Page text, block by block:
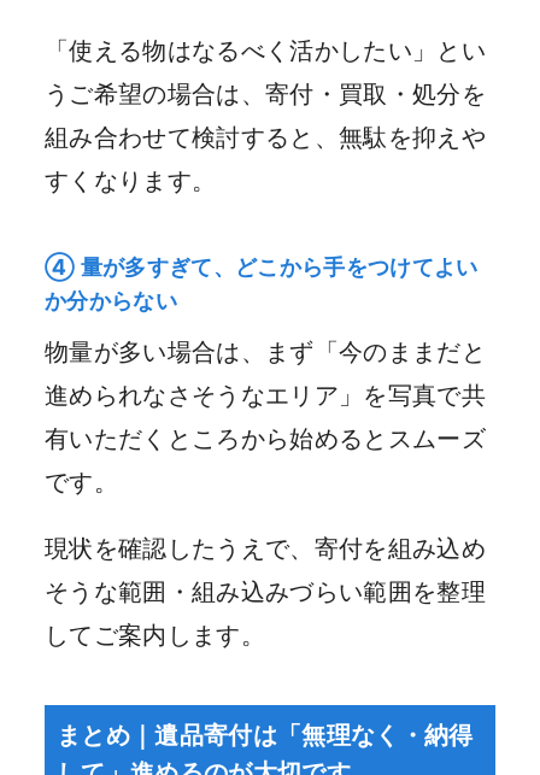
「使える物はなるべく活かしたい」とい
うご希望の場合は、寄付・買取・処分を
組み合わせて検討すると、無駄を抑えや
すくなります。
④ 量が多すぎて、どこから手をつけてよい
か分からない
物量が多い場合は、まず「今のままだと
進められなさそうなエリア」を写真で共
有いただくところから始めるとスムーズ
です。
現状を確認したうえで、寄付を組み込め
そうな範囲・組み込みづらい範囲を整理
してご案内します。
まとめ｜遺品寄付は「無理なく・納得